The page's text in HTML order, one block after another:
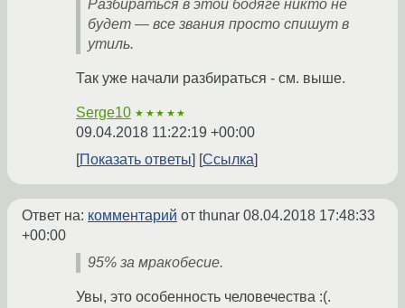
Разбираться в этой бодяге никто не
будет — все звания просто спишут в
утиль.
Так уже начали разбираться - см. выше.
Serge10 ★★★★★
09.04.2018 11:22:19 +00:00
Показать ответы
Ссылка
Ответ на: комментарий от thunar 08.04.2018 17:48:33
+00:00
95% за мракобесие.
Увы, это особенность человечества :(.